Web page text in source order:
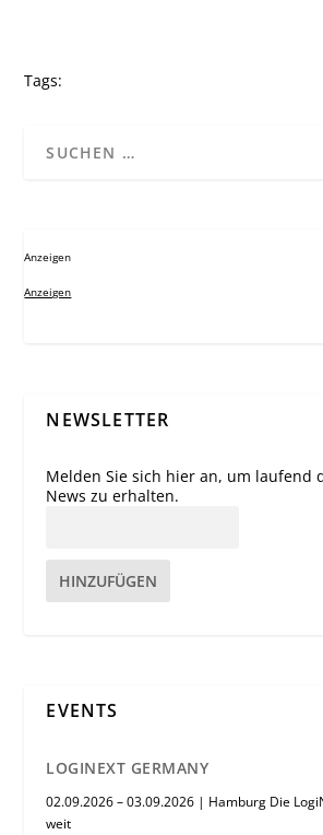
Tags:
Anzeigen
Anzeigen
NEWSLETTER
Melden Sie sich hier an, um laufend
News zu erhalten.
HINZUFÜGEN
EVENTS
LOGINEXT GERMANY
02.09.2026 – 03.09.2026 | Hamburg Die
weit